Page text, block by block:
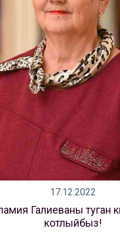
17.12.2022
Галиеваны туган
котлыйбыз!